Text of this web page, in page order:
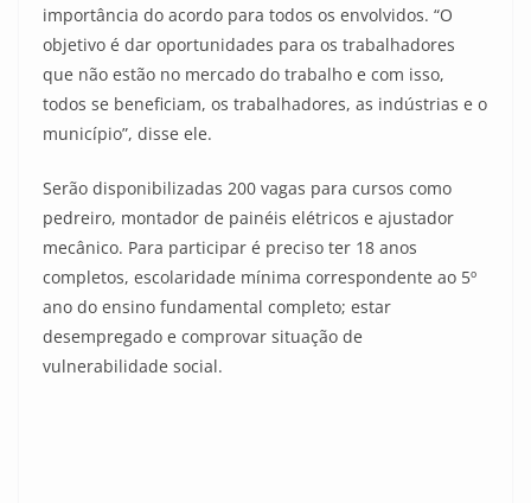
importância do acordo para todos os envolvidos. “O
objetivo é dar oportunidades para os trabalhadores
que não estão no mercado do trabalho e com isso,
todos se beneficiam, os trabalhadores, as indústrias e o
município”, disse ele.
Serão disponibilizadas 200 vagas para cursos como
pedreiro, montador de painéis elétricos e ajustador
mecânico. Para participar é preciso ter 18 anos
completos, escolaridade mínima correspondente ao 5º
ano do ensino fundamental completo; estar
desempregado e comprovar situação de
vulnerabilidade social.